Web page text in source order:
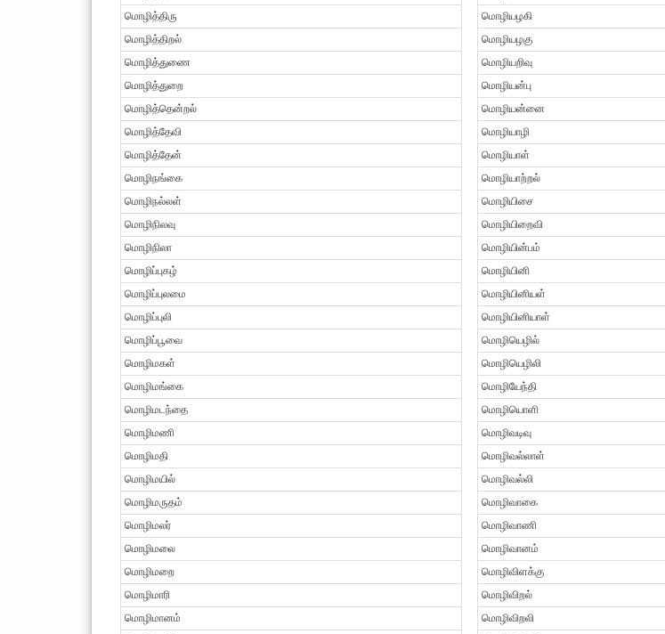
மொழித்திரு
மொழித்திறல்
மொழித்துணை
மொழித்துறை
மொழித்தென்றல்
மொழித்தேவி
மொழித்தேன்
மொழிநங்கை
மொழிநல்லள்
மொழிநிலவு
மொழிநிலா
மொழிப்புகழ்
மொழிப்புலமை
மொழிப்புலி
மொழிப்பூவை
மொழிமகள்
மொழிமங்கை
மொழிமடந்தை
மொழிமணி
மொழிமதி
மொழிமயில்
மொழிமருதம்
மொழிமலர்
மொழிமலை
மொழிமறை
மொழிமாரி
மொழிமானம்
மொழியழகி
மொழியழகு
மொழியறிவு
மொழியன்பு
மொழியன்னை
மொழியாழி
மொழியாள்
மொழியாற்றல்
மொழியிசை
மொழியிறைவி
மொழியின்பம்
மொழியினி
மொழியினியள்
மொழியினியாள்
மொழியெழில்
மொழியெழிலி
மொழியேந்தி
மொழியொளி
மொழிவடிவு
மொழிவல்லாள்
மொழிவல்லி
மொழிவாகை
மொழிவாணி
மொழிவானம்
மொழிவிளக்கு
மொழிவிறல்
மொழிவிறலி